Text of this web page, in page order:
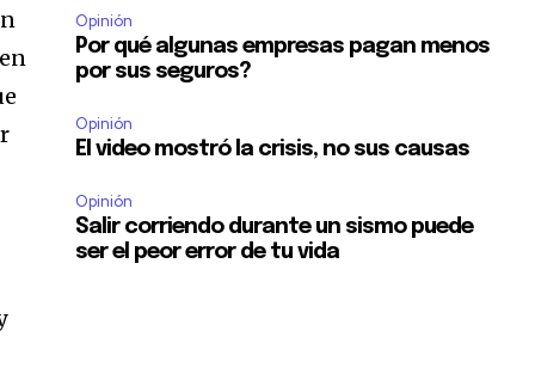
Opinión
Por qué algunas empresas pagan menos
por sus seguros?
Opinión
El video mostró la crisis, no sus causas
Opinión
Salir corriendo durante un sismo puede
ser el peor error de tu vida